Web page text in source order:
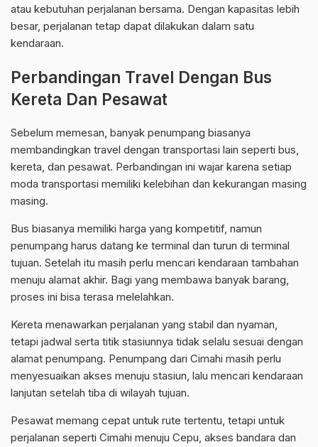
atau kebutuhan perjalanan bersama. Dengan kapasitas lebih
besar, perjalanan tetap dapat dilakukan dalam satu
kendaraan.
Perbandingan Travel Dengan Bus
Kereta Dan Pesawat
Sebelum memesan, banyak penumpang biasanya
membandingkan travel dengan transportasi lain seperti bus,
kereta, dan pesawat. Perbandingan ini wajar karena setiap
moda transportasi memiliki kelebihan dan kekurangan masing
masing.
Bus biasanya memiliki harga yang kompetitif, namun
penumpang harus datang ke terminal dan turun di terminal
tujuan. Setelah itu masih perlu mencari kendaraan tambahan
menuju alamat akhir. Bagi yang membawa banyak barang,
proses ini bisa terasa melelahkan.
Kereta menawarkan perjalanan yang stabil dan nyaman,
tetapi jadwal serta titik stasiunnya tidak selalu sesuai dengan
alamat penumpang. Penumpang dari Cimahi masih perlu
menyesuaikan akses menuju stasiun, lalu mencari kendaraan
lanjutan setelah tiba di wilayah tujuan.
Pesawat memang cepat untuk rute tertentu, tetapi untuk
perjalanan seperti Cimahi menuju Cepu, akses bandara dan